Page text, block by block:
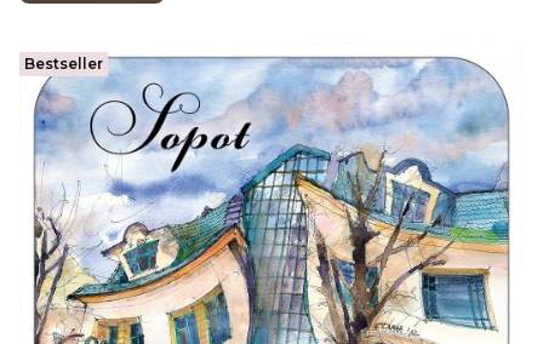
Bestseller